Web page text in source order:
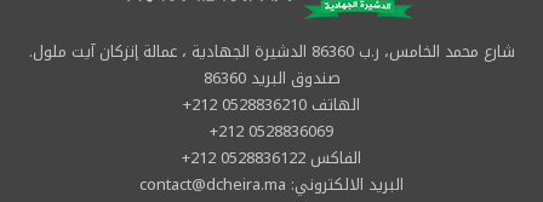
شارع محمد الخامس، ر.ب 86360 الدشيرة الجهادية ، عمالة إنزكان آيت ملول.
صندوق البريد 86360
الهاتف 0528836210 212+
0528836069 212+
الفاكس 0528836122 212+
البريد الالكتروني: contact@dcheira.ma